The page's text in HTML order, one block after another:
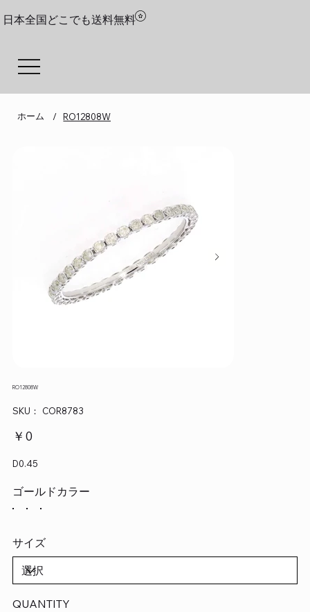
日本全国どこでも送料無料
ホーム / RO12808W
RO12808W
SKU：
SKU：
COR8783
価
格
￥0
D0.45
ゴールドカラー
サイズ
QUANTITY